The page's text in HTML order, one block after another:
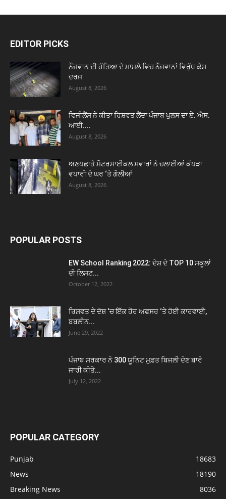
EDITOR PICKS
ਨੌਜਵਾਨ ਦੀ ਹੱਤਿਆ ਦੇ ਮਾਮਲੇ ਵਿਚ ਨੌਜਵਾਨਾਂ ਵਿਰੁੱਧ ਕੇਸ
ਦਰਜ
August 8, 2026
ਵਿਜੀਲੈਂਸ ਨੇ ਕੀਤਾ ਰਿਸ਼ਵਤ ਲੈਂਦਾ ਪੰਜਾਬ ਪੁਲਸ ਦਾ ਏ. ਐਸ.
ਆਈ....
August 8, 2026
ਅਣਪਛਾਤੇ ਮੋਟਰਸਾਈਕਲ ਸਵਾਰਾਂ ਨੇ ਚਲਾਈਆਂ ਕੱਪੜਾ
ਵਪਾਰੀ ਦੇ ਘਰ ‘ਤੇ ਗੋਲੀਆਂ
August 8, 2026
POPULAR POSTS
EW School Ranking 2022: ਦੇਸ਼ ਦੇ TOP 10 ਸਕੂਲਾਂ
ਦੀ ਲਿਸਟ...
October 12, 2022
ਰਿਸ਼ਵਤ ਦੇ ਦੋਸ਼ ‘ਚ ਇੱਕ ਹੋਰ ਅਫਸਰ ‘ਤੇ ਹੋਈ ਕਾਰਵਾਈ,
ਬਬਲੀਨ...
June 29, 2022
ਪੰਜਾਬ ਸਰਕਾਰ ਨੇ 300 ਯੂਨਿਟ ਮੁਫ਼ਤ ਬਿਜਲੀ ਦੇਣ ਬਾਰੇ
ਜਾਰੀ ਕੀਤੇ...
July 12, 2022
POPULAR CATEGORY
Punjab
18683
News
18190
Breaking News
8036